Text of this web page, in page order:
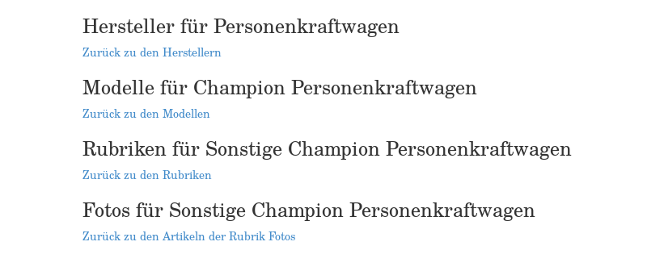
Hersteller für Personenkraftwagen
Zurück zu den Herstellern
Modelle für Champion Personenkraftwagen
Zurück zu den Modellen
Rubriken für Sonstige Champion Personenkraftwagen
Zurück zu den Rubriken
Fotos für Sonstige Champion Personenkraftwagen
Zurück zu den Artikeln der Rubrik Fotos